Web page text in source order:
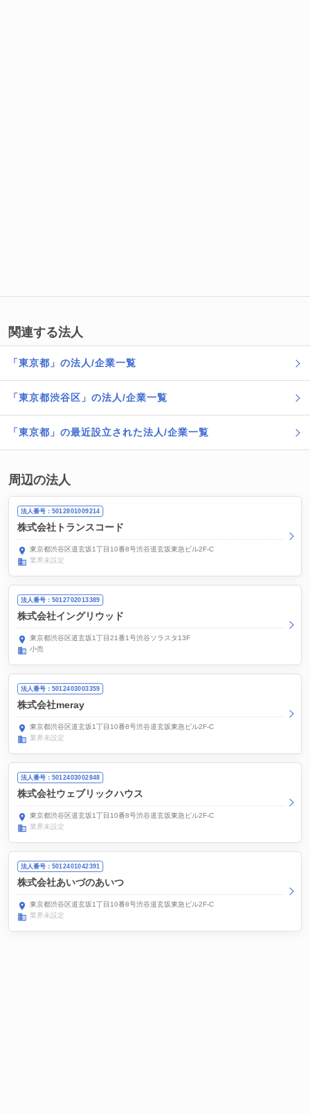
関連する法人
「東京都」の法人/企業一覧
「東京都渋谷区」の法人/企業一覧
「東京都」の最近設立された法人/企業一覧
周辺の法人
法人番号：5012801009214
株式会社トランスコード
東京都渋谷区道玄坂1丁目10番8号渋谷道玄坂東急ビル2F-C
業界未設定
法人番号：5012702013389
株式会社イングリウッド
東京都渋谷区道玄坂1丁目21番1号渋谷ソラスタ13F
小売
法人番号：5012403003359
株式会社meray
東京都渋谷区道玄坂1丁目10番8号渋谷道玄坂東急ビル2F-C
業界未設定
法人番号：5012403002848
株式会社ウェブリックハウス
東京都渋谷区道玄坂1丁目10番8号渋谷道玄坂東急ビル2F-C
業界未設定
法人番号：5012401042391
株式会社あいづのあいつ
東京都渋谷区道玄坂1丁目10番8号渋谷道玄坂東急ビル2F-C
業界未設定